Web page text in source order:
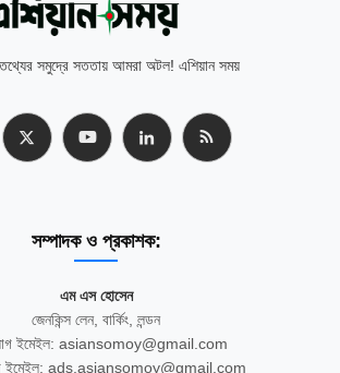
সমুদ্রে সততায় আমরা অটল! এশিয়ান সময়
সম্পাদক ও প্রকাশক:
এম এস হোসেন
জেনকিন্স লেন, বার্কিং, লন্ডন
ইমেইল: asiansomoy@gmail.com
ইমেইল: ads.asiansomoy@gmail.com